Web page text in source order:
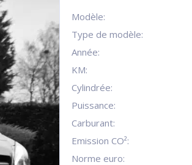
Modèle:
Type de modèle:
Année:
KM:
Cylindrée:
Puissance:
Carburant:
Emission CO²:
Norme euro: